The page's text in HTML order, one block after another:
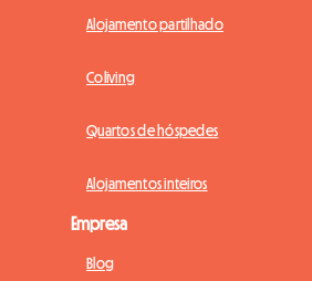
Alojamento partilhado
Coliving
Quartos de hóspedes
Alojamentos inteiros
Empresa
Blog